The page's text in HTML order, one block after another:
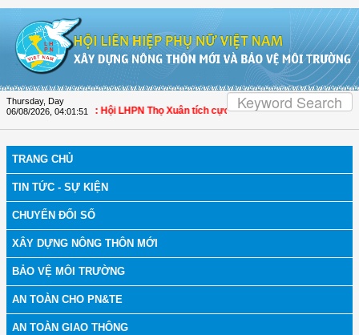
Thursday, Day
06/08/2026 04:01:52
| Thanh Hóa: Hội LHPN Thọ Xuân tích cực góp phần nâng cao tỷ lệ người
TRANG CHỦ
TIN TỨC - SỰ KIỆN
CHUYỂN ĐỔI SỐ
XÂY DỰNG NÔNG THÔN MỚI
BẢO VỆ MÔI TRƯỜNG
AN TOÀN CHO PN&TE
AN TOÀN GIAO THÔNG